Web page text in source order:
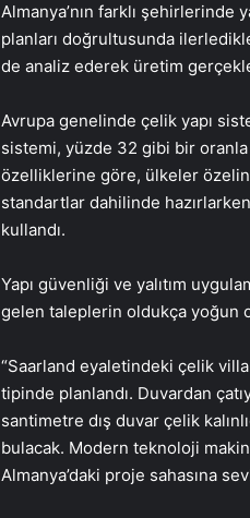
Almanya’nın farklı şehirlerinde
planları doğrultusunda
de analiz ederek üretim
Avrupa genelinde çelik yapı
sistemi, yüzde 32 gibi bir
özelliklerine göre, ülkeler
standartlar dahilinde
kullandı.
Yapı güvenliği ve yalıtım
gelen taleplerin oldukça yoğun
“Saarland eyaletindeki çelik
tipinde planlandı. Duvardan
santimetre dış duvar çelik
bulacak. Modern teknoloji
Almanya’daki proje sahasına